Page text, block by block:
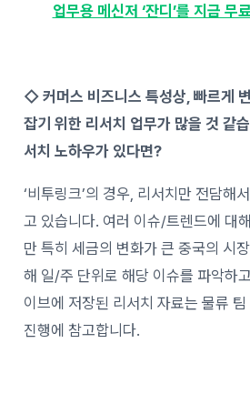
업무용 메신저 ‘잔디’를 지금 무
◇커머스 비즈니스 특성상, 빠르게
잡기 위한 리서치 업무가 많을 것 같
서치 노하우가 있다면?
‘비투링크’의 경우, 리서치만 전담해
고 있습니다. 여러 이슈/트렌드에 대
만 특히 세금의 변화가 큰 중국의 시
해 일/주 단위로 해당 이슈를 파악하
이브에 저장된 리서치 자료는 물류
진행에 참고합니다.